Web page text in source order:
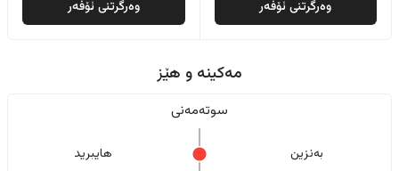
وەرگرتنی ئۆفەر وەرگرتنی ئۆفەر
مەکینە و هێز
سوتەمەنی
بەنزین هایبرید